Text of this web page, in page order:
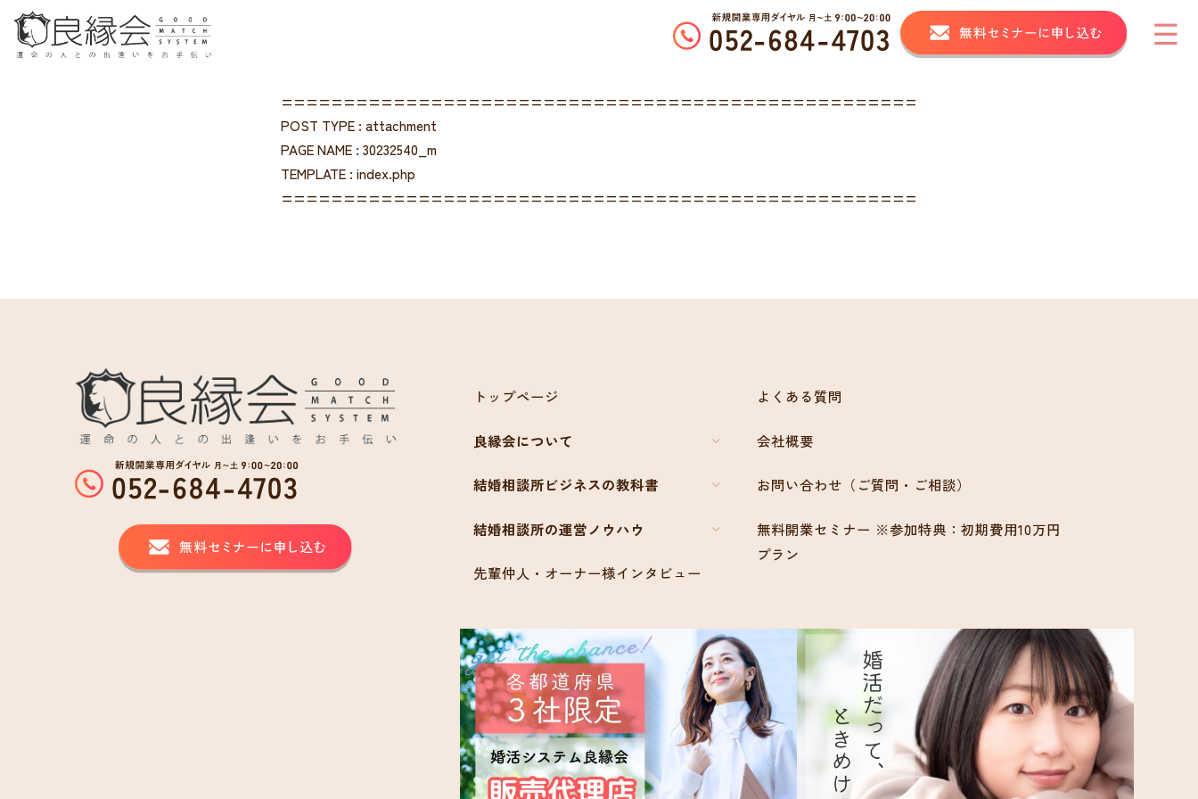
===================================================
POST TYPE : attachment
PAGE NAME : 30232540_m
TEMPLATE : index.php
===================================================
トップページ
良縁会について
結婚相談所ビジネスの教科書
結婚相談所の運営ノウハウ
先輩仲人・オーナー様インタビュー
よくある質問
会社概要
お問い合わせ（ご質問・ご相談）
無料開業セミナー ※参加特典：初期費用10万円
プラン